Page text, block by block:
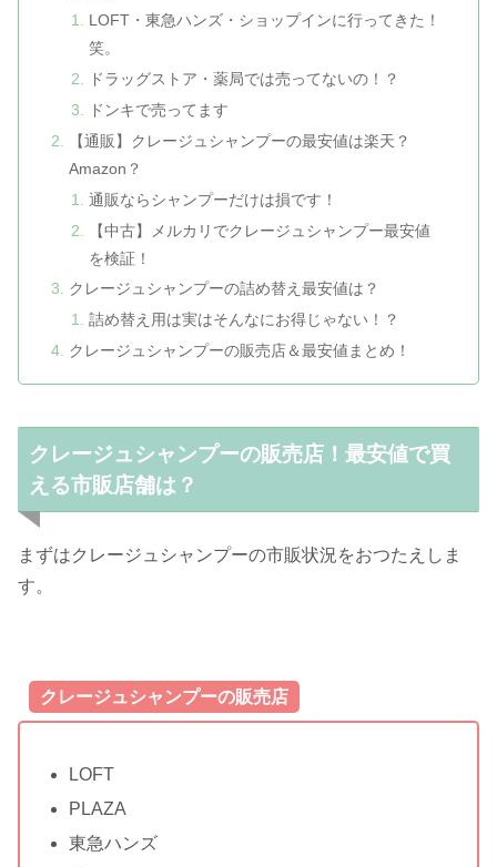
LOFT・東急ハンズ・ショップインに行ってきた！
笑。
ドラッグストア・薬局では売ってないの！？
ドンキで売ってます
【通販】クレージュシャンプーの最安値は楽天？
Amazon？
通販ならシャンプーだけは損です！
【中古】メルカリでクレージュシャンプー最安値
を検証！
クレージュシャンプーの詰め替え最安値は？
詰め替え用は実はそんなにお得じゃない！？
クレージュシャンプーの販売店＆最安値まとめ！
クレージュシャンプーの販売店！最安値で買
える市販店舗は？
まずはクレージュシャンプーの市販状況をおつたえしま
す。
クレージュシャンプーの販売店
LOFT
PLAZA
東急ハンズ